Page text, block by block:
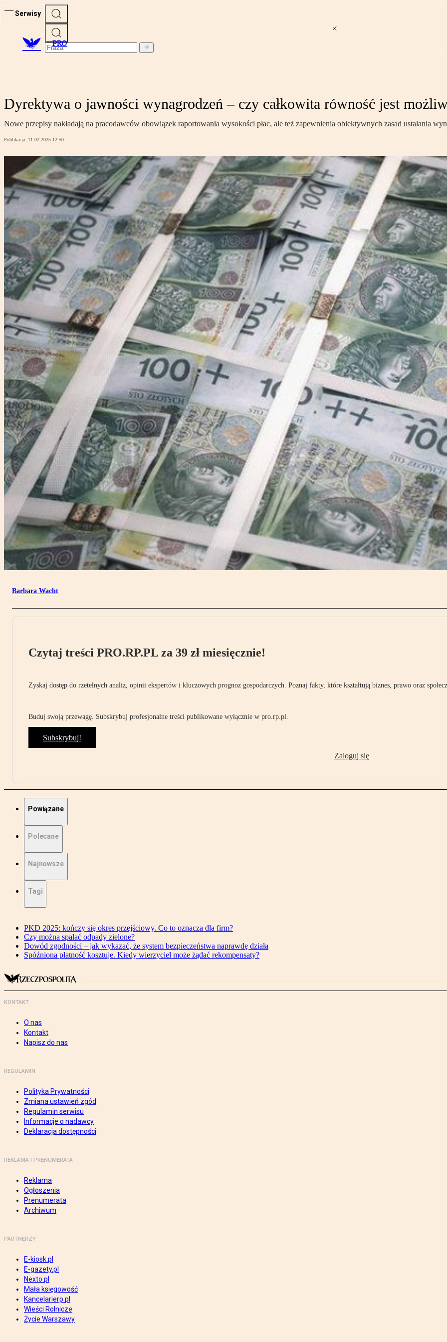
Serwisy
PRO
Dyrektywa o jawności wynagrodzeń – czy całkowita równość jest
Nowe przepisy nakładają na pracodawców obowiązek raportowania wysokości płac, ale też zapewnienia obiektywnych zasad ustalania
Publikacja: 11.02.2025 12:50
Barbara Wacht
Czytaj treści PRO.RP.PL za 39 zł miesięcznie!
Zyskaj dostęp do rzetelnych analiz, opinii ekspertów i kluczowych prognoz gospodarczych. Poznaj fakty, które kształtują biznes, prawo oraz
Buduj swoją przewagę. Subskrybuj profesjonalne treści publikowane wyłącznie w pro.rp.pl.
Subskrybuj!
Zaloguj się
Powiązane
Polecane
Najnowsze
Tagi
PKD 2025: kończy się okres przejściowy. Co to oznacza dla firm?
Czy można spalać odpady zielone?
Dowód zgodności – jak wykazać, że system bezpieczeństwa naprawdę działa
Spóźniona płatność kosztuje. Kiedy wierzyciel może żądać rekompensaty?
KONTAKT
O nas
Kontakt
Napisz do nas
REGULAMIN
Polityka Prywatności
Zmiana ustawień zgód
Regulamin serwisu
Informacje o nadawcy
Deklaracja dostępności
REKLAMA I PRENUMERATA
Reklama
Ogłoszenia
Prenumerata
Archiwum
PARTNERZY
E-kiosk.pl
E-gazety.pl
Nexto.pl
Mała księgowość
Kancelarierp.pl
Wieści Rolnicze
Życie Warszawy